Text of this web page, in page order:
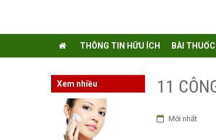
THÔNG TIN HỮU ÍCH BÀI
11
Mới nhất
Xem nhiều